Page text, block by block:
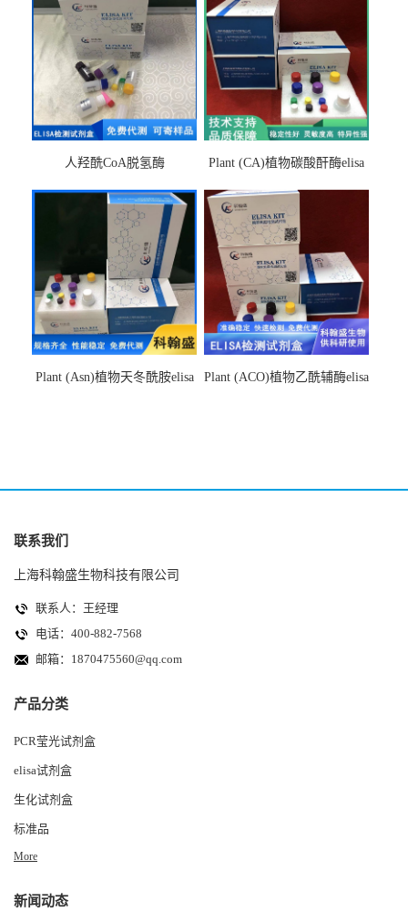
人羟酰CoA脱氢酶
Plant (CA)植物碳酸酐酶elisa
Plant (Asn)植物天冬酰胺elisa
Plant (ACO)植物乙酰辅酶elisa
联系我们
上海科翰盛生物科技有限公司
联系人：王经理
电话：400-882-7568
邮箱： 1870475560@qq.com
产品分类
PCR莹光试剂盒
elisa试剂盒
生化试剂盒
标准品
More
新闻动态